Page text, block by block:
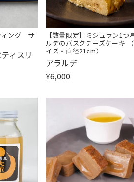
ィング サ
ィスリ
【数量限定】ミシュラン1つ
ルデのバスクチーズケーキ
イズ・直径21cm）
販
売
元:
アラルデ
¥6,000